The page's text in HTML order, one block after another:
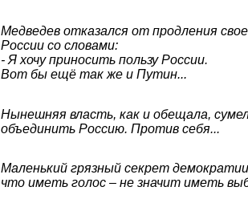
Медведев отказался от продления
России со словами:
- Я хочу приносить пользу России.
Вот бы ещё так же и Путин...
Нынешняя власть, как и обещала,
объединить Россию. Против себя...
Маленький грязный секрет
что иметь голос – не значит иметь